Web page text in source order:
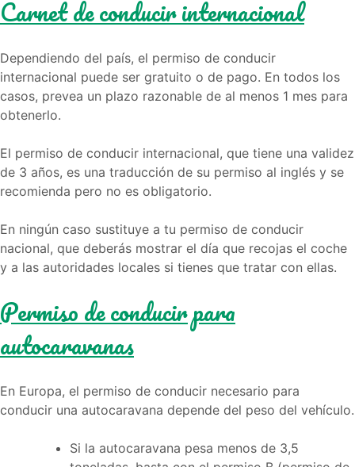
Carnet de conducir internacional
Dependiendo del país, el permiso de conducir
internacional puede ser gratuito o de pago. En todos los
casos, prevea un plazo razonable de al menos 1 mes para
obtenerlo.
El permiso de conducir internacional, que tiene una validez
de 3 años, es una traducción de su permiso al inglés y se
recomienda pero no es obligatorio.
En ningún caso sustituye a tu permiso de conducir
nacional, que deberás mostrar el día que recojas el coche
y a las autoridades locales si tienes que tratar con ellas.
Permiso de conducir para
autocaravanas
En Europa, el permiso de conducir necesario para
conducir una autocaravana depende del peso del vehículo.
Si la autocaravana pesa menos de 3,5